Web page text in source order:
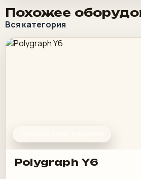
Похожее
Вся категория
Polygraph Y6